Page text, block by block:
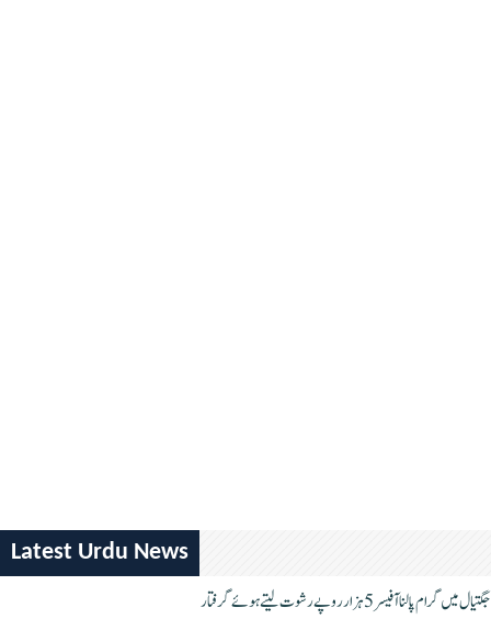
Latest Urdu News
جگتیال میں گرام پالنا آفیسر 5 ہزار روپے رشوت لیتے ہوئے گرفتار